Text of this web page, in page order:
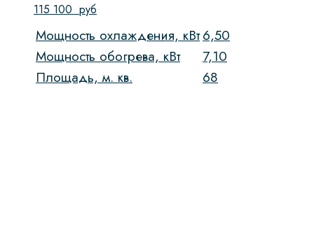
115 100 руб
Мощность охлаждения, кВт6,50
Мощность обогрева, кВт
7,10
Площадь, м. кв.
68